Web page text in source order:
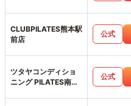
CLUBPILATES熊本駅
前店
公式
ツタヤコンディショ
ニング PILATES南熊
公式